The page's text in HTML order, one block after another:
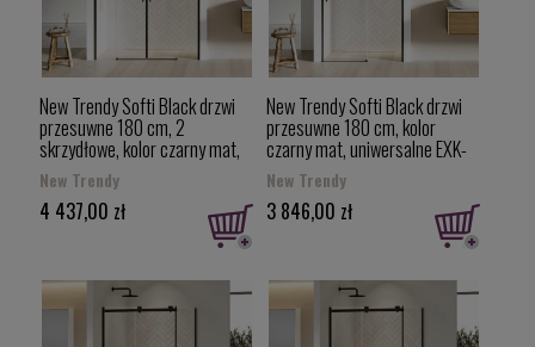
New Trendy Softi Black drzwi
przesuwne 180 cm, 2
skrzydłowe, kolor czarny mat,
uniwersalne EXK-3964
New Trendy
4 437,00 zł
New Trendy Softi Black drzwi
przesuwne 180 cm, kolor
czarny mat, uniwersalne EXK-
3958
New Trendy
3 846,00 zł